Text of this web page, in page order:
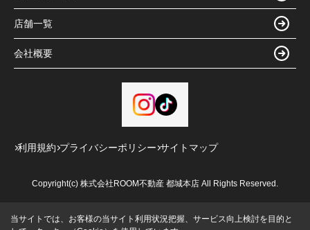
店舗一覧
会社概要
利用規約 プライバシーポリシー サイトマップ
Copyright(c) 株式会社ROOM不動産 都城本店 All Rights Reserved.
当サイトでは、お客様の当サイト利用状況把握、サービス向上検討を目的と